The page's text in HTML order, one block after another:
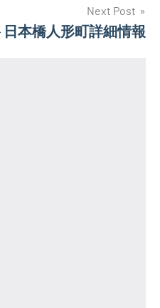
Next Post
本橋人形町詳細情報